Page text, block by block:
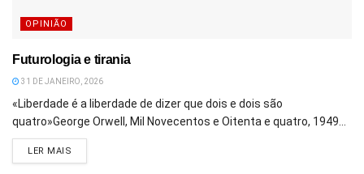
OPINIÃO
Futurologia e tirania
31 DE JANEIRO, 2026
«Liberdade é a liberdade de dizer que dois e dois são
quatro»George Orwell, Mil Novecentos e Oitenta e quatro, 1949...
LER MAIS